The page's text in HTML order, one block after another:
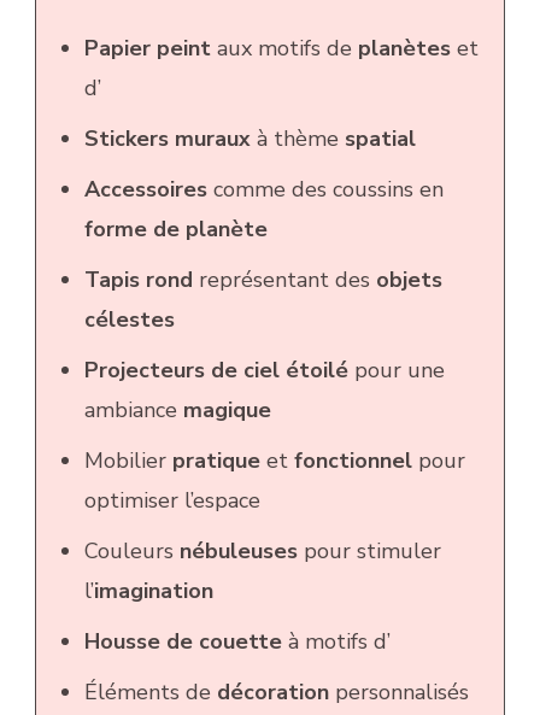
Papier peintaux motifs de planèteset
d’
Stickers murauxà thème spatial
Accessoirescomme des coussins en
forme de planète
Tapis rond représentant des objets
célestes
Projecteurs de ciel étoilépour une
ambiance magique
Mobilier pratiqueet fonctionnelpour
optimiser l’espace
Couleurs nébuleusespour stimuler
l’imagination
Housse de couetteà motifs d’
Éléments de décorationpersonnalisés